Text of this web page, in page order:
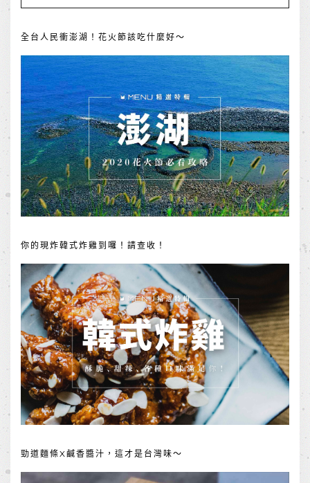
全台人民衝澎湖！花火節該吃什麼好～
你的現炸韓式炸雞到囉！請查收！
勁道麵條X鹹香醬汁，這才是台灣味～